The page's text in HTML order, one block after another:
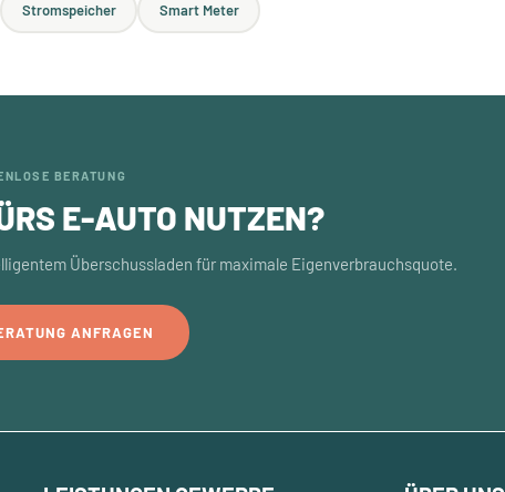
Stromspeicher Smart Meter
BERATUNG
E-AUTO NUTZEN?
Überschussladen für maximale Eigenverbrauchsquote.
ANFRAGEN